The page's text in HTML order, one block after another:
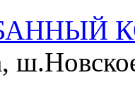
БАННЫЙ